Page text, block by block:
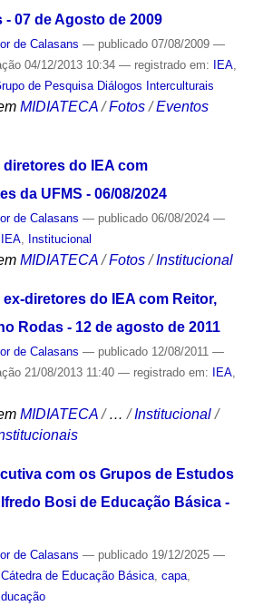
- 07 de Agosto de 2009
de Calasans — publicado07/08/2009 —
04/12/2013 10:34 — registrado em: IEA,
de Pesquisa Diálogos Interculturais
MIDIATECA /Fotos /Eventos
diretores do IEA com
da UFMS - 06/08/2024
de Calasans — publicado06/08/2024 —
IEA, Institucional
MIDIATECA /Fotos /Institucional
diretores do IEA com Reitor,
Rodas - 12 de agosto de 2011
de Calasans — publicado12/08/2011 —
21/08/2013 11:40 — registrado em: IEA,
MIDIATECA /…/Institucional /
com os Grupos de Estudos
Bosi de Educação Básica -
de Calasans — publicado19/12/2025 —
Cátedra de Educação Básica, capa,